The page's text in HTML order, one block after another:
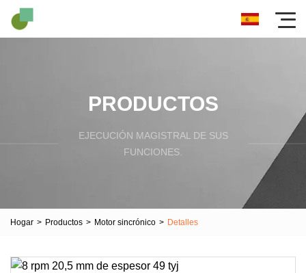
PRODUCTOS
EJECUCIÓN MAGISTRAL DE SUS
FUNCIONES.
Hogar > Productos > Motor sincrónico > Detalles